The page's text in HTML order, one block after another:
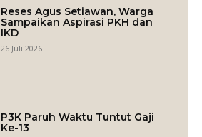
Reses Agus Setiawan, Warga
Sampaikan Aspirasi PKH dan
IKD
26 Juli 2026
P3K Paruh Waktu Tuntut Gaji
Ke-13